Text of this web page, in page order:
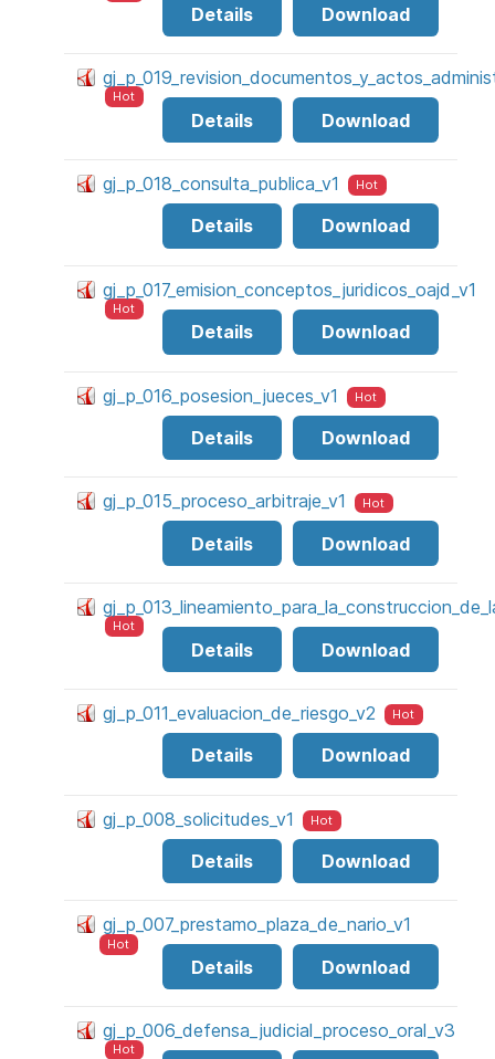
Download
Details
Hot
Download
Details
gj_p_018_consulta_publica_v1 Hot
Download
Details
gj_p_017_emision_conceptos_juridicos_oajd_v1
Hot
Download
Details
gj_p_016_posesion_jueces_v1 Hot
Download
Details
gj_p_015_proceso_arbitraje_v1 Hot
Download
Details
Hot
Download
Details
gj_p_011_evaluacion_de_riesgo_v2 Hot
Download
Details
gj_p_008_solicitudes_v1 Hot
Download
Details
gj_p_007_prestamo_plaza_de_nario_v1
Hot
Download
Details
gj_p_006_defensa_judicial_proceso_oral_v3
Hot